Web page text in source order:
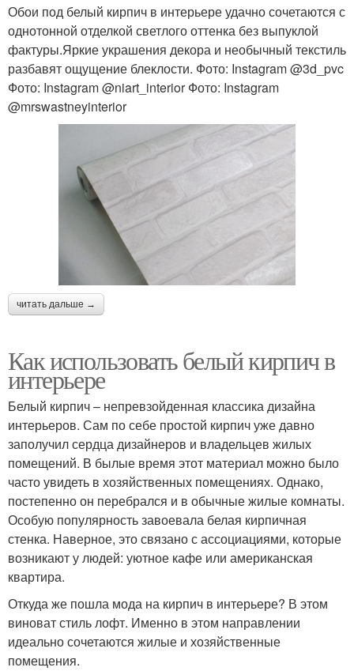
Обои под белый кирпич в интерьере удачно сочетаются с
однотонной отделкой светлого оттенка без выпуклой
фактуры.Яркие украшения декора и необычный текстиль
разбавят ощущение блеклости. Фото: Instagram @3d_pvc
Фото: Instagram @niart_interior Фото: Instagram
@mrswastneyinterior
читать дальше →
Как использовать белый кирпич в
интерьере
Белый кирпич – непревзойденная классика дизайна
интерьеров. Сам по себе простой кирпич уже давно
заполучил сердца дизайнеров и владельцев жилых
помещений. В былые время этот материал можно было
часто увидеть в хозяйственных помещениях. Однако,
постепенно он перебрался и в обычные жилые комнаты.
Особую популярность завоевала белая кирпичная
стенка. Наверное, это связано с ассоциациями, которые
возникают у людей: уютное кафе или американская
квартира.
Откуда же пошла мода на кирпич в интерьере? В этом
виноват стиль лофт. Именно в этом направлении
идеально сочетаются жилые и хозяйственные
помещения.